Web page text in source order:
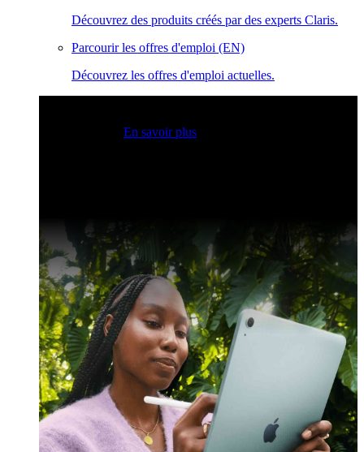
Découvrez des produits créés par des experts Claris.
Parcourir les offres d'emploi (EN)
Découvrez les offres d'emploi actuelles.
En savoir plus